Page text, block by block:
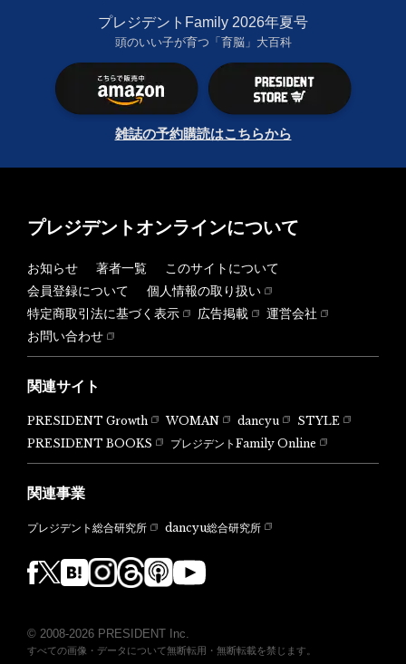
プレジデントFamily 2026年夏号
頭のいい子が育つ「育脳」大百科
雑誌の予約購読はこちらから
プレジデントオンラインについて
お知らせ 著者一覧
このサイトについて
会員登録について
個人情報の取り扱い
特定商取引法に基づく表示
広告掲載
運営会社
お問い合わせ
関連サイト
PRESIDENT Growth WOMAN dancyu
STYLE
PRESIDENT BOOKS
プレジデントFamily Online
関連事業
プレジデント総合研究所 dancyu総合研究所
© 2008-2026 PRESIDENT Inc.
すべての画像・データについて無断転用・無断転載を禁じます。